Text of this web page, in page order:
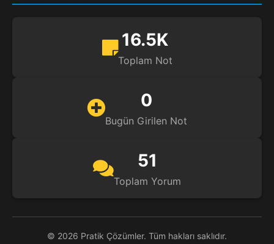
16.5K
Toplam Not
0
Bugün Girilen Not
51
Toplam Yorum
© 2026 Pratik Çözümler. Tüm hakları saklıdır.